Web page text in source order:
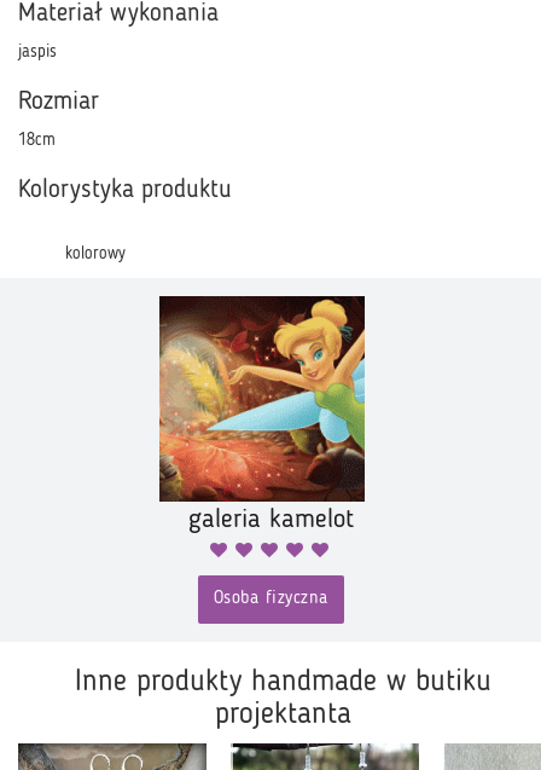
Materiał wykonania
jaspis
Rozmiar
18cm
Kolorystyka produktu
kolorowy
galeria kamelot
Osoba fizyczna
Inne produkty handmade w butiku
projektanta